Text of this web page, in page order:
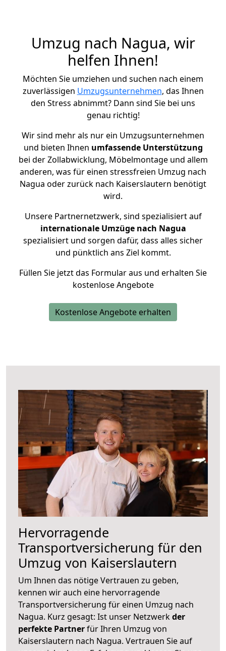
Umzug nach Nagua, wir
helfen Ihnen!
Möchten Sie umziehen und suchen nach einem
zuverlässigen Umzugsunternehmen, das Ihnen
den Stress abnimmt? Dann sind Sie bei uns
genau richtig!
Wir sind mehr als nur ein Umzugsunternehmen
und bieten Ihnen umfassende Unterstützung
bei der Zollabwicklung, Möbelmontage und allem
anderen, was für einen stressfreien Umzug nach
Nagua oder zurück nach Kaiserslautern benötigt
wird.
Unsere Partnernetzwerk, sind spezialisiert auf
internationale Umzüge nach Nagua
spezialisiert und sorgen dafür, dass alles sicher
und pünktlich ans Ziel kommt.
Füllen Sie jetzt das Formular aus und erhalten Sie
kostenlose Angebote
Kostenlose Angebote erhalten
Hervorragende
Transportversicherung für den
Umzug von Kaiserslautern
Um Ihnen das nötige Vertrauen zu geben,
kennen wir auch eine hervorragende
Transportversicherung für einen Umzug nach
Nagua. Kurz gesagt: Ist unser Netzwerkder
perfekte Partnerfür Ihren Umzug von
Kaiserslautern nach Nagua. Vertrauen Sie auf